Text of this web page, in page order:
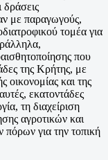
δράσεις
με παραγωγούς,
τομέα για
που
της Κρήτης, με
και της
εκατοντάδες
τη διαχείριση
αγροτικών και
για την τοπική